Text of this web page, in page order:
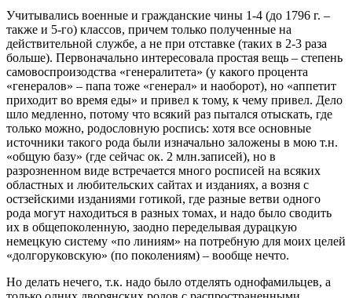
Учитывались военные и гражданские чины 1-4 (до 1796 г. –
также и 5-го) классов, причем только полученные на
действительной службе, а не при отставке (таких в 2-3 раза
больше). Первоначально интересовала простая вещь – степень
самовоспроизодства «генералитета» (у какого процента
«генералов» – папа тоже «генерал» и наоборот), но «аппетит
приходит во время еды» и привел к тому, к чему привел. Дело
шло медленно, потому что всякий раз пытался отыскать, где
только можно, родословную роспись: хотя все основные
источники такого рода были изначально заложены в мою т.н.
«общую базу» (где сейчас ок. 2 млн.записей), но в
разрозненном виде встречается много росписей на всяких
областных и любительских сайтах и изданиях, а возня с
остзейскими изданиями готикой, где разные ветви одного
рода могут находиться в разных томах, и надо было сводить
их в общепоколенную, заодно переделывая дурацкую
немецкую систему «по линиям» на потребную для моих целей
«долгоруковскую» (по поколениям) – вообще нечто.
Но делать нечего, т.к. надо было отделять однофамильцев, а